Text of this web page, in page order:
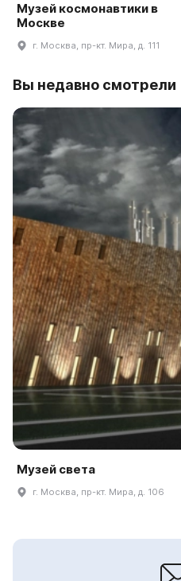
Музей космонавтики в
Москве
г. Москва, пр-кт. Мира, д. 111
Вы недавно смотрели
Музей света
г. Москва, пр-кт. Мира, д. 106